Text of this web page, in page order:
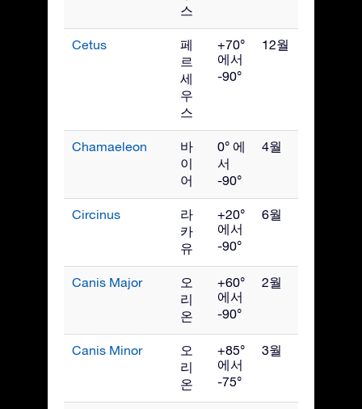
스
Cetus
페
르
세
우
스
+70°
에서
-90°
12월
Chamaeleon
바
이
어
0° 에
서
-90°
4월
Circinus
라
카
유
+20°
에서
-90°
6월
Canis Major
오
리
온
+60°
에서
-90°
2월
Canis Minor
오
리
온
+85°
에서
-75°
3월